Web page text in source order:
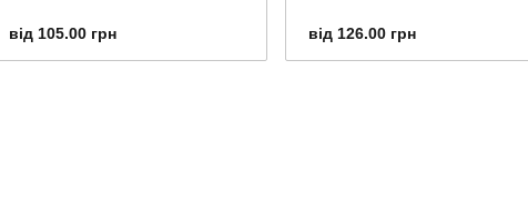
від 105.00 грн від 126.00 грн